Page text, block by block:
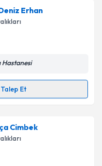
verilerimin belirtilen
ediyorum.
Gönder
Erhan
Hastanesi
Et
için randevu takvimi
randevu almanız
e-posta ile
Cimbek